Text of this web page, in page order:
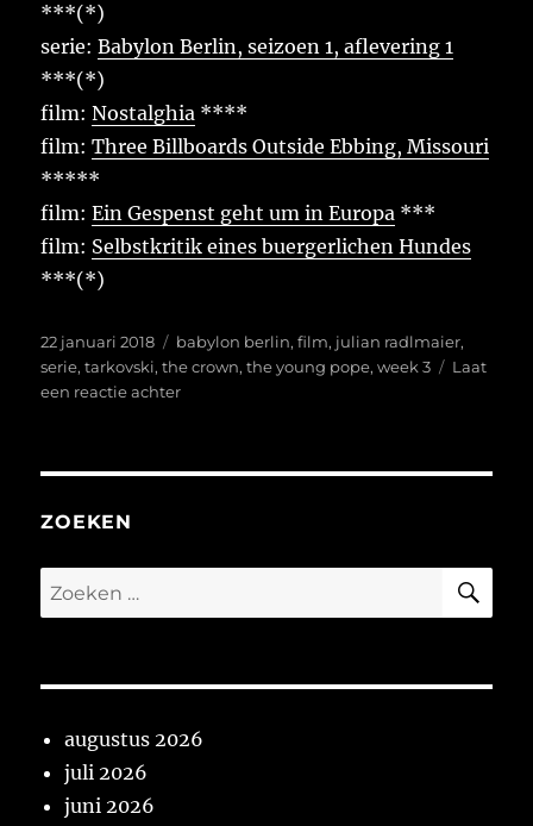
***(*)
serie:Babylon Berlin, seizoen 1, aflevering 1
***(*)
film:Nostalghia ****
film:Three Billboards Outside Ebbing, Missouri
*****
film:Ein Gespenst geht um in Europa ***
film: Selbstkritik eines buergerlichen Hundes
***(*)
Geplaatst
op
22 januari 2018 Tags
babylon berlin,film, julian radlmaier,
serie,tarkovski,the crown,the young pope,week 3
Laat
een reactie achterop
ZOEKEN
Zoeken
naar:
augustus 2026
juli 2026
juni 2026